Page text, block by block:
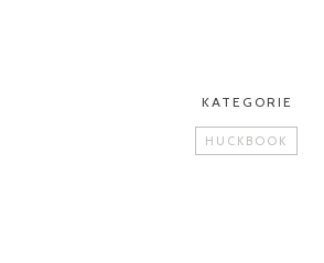
KATEGORIE
HUCKBOOK